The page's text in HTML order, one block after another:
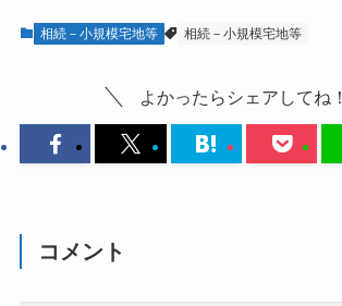
相続－小規模宅地等 相続－小規模宅地等
よかったらシェアしてね！
コメント